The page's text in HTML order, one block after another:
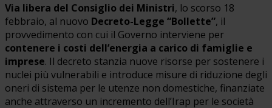
Via libera del Consiglio dei Ministri, lo scorso 18
febbraio, al nuovo Decreto-Legge “Bollette”, il
provvedimento con cui il Governo interviene per
contenere i costi dell’energia a carico di famiglie e
imprese. Il decreto stanzia nuove risorse per sostenere i
nuclei più vulnerabili e introduce misure di riduzione degli
oneri di sistema per le utenze non domestiche, finanziate
anche attraverso un incremento dell’Irap per le società